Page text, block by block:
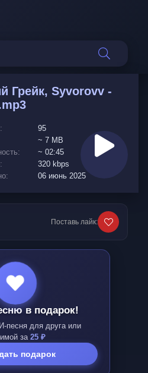
Грейк, Syvorovv -
95
~ 7 MB
~ 02:45
320 kbps
06 июнь 2025
Поставь лайк:
в подарок!
песня для друга или
за 25 ₽
подарок